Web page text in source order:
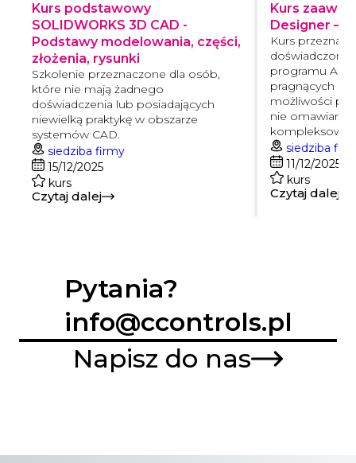
Kurs podstawowy
SOLIDWORKS 3D CAD -
Podstawy modelowania, części,
złożenia, rysunki
Szkolenie przeznaczone dla osób,
które nie mają żadnego
doświadczenia lub posiadających
niewielką praktykę w obszarze
systemów CAD.
siedziba firmy
15/12/2025
kurs
Czytaj dalej
Kurs
Designer –
Kurs
programu
pragnących
możliwości
nie omawiane
siedziba
11/12/2025
kurs
Czytaj dalej
Pytania?
info@ccontrols.pl
Napisz do nas